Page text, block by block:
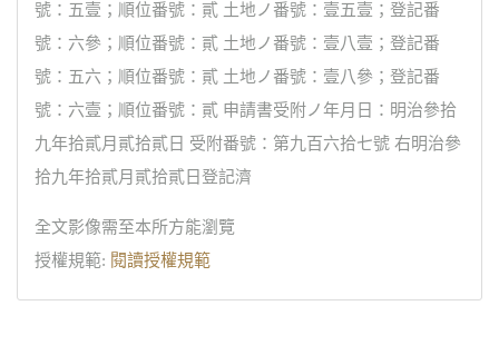
號：五壹；順位番號：貳 土地ノ番號：壹五壹；登記番
號：六參；順位番號：貳 土地ノ番號：壹八壹；登記番
號：五六；順位番號：貳 土地ノ番號：壹八參；登記番
號：六壹；順位番號：貳 申請書受附ノ年月日：明治參拾
九年拾貳月貳拾貳日 受附番號：第九百六拾七號 右明治參
拾九年拾貳月貳拾貳日登記濟
全文影像需至本所方能瀏覽
授權規範: 閱讀授權規範